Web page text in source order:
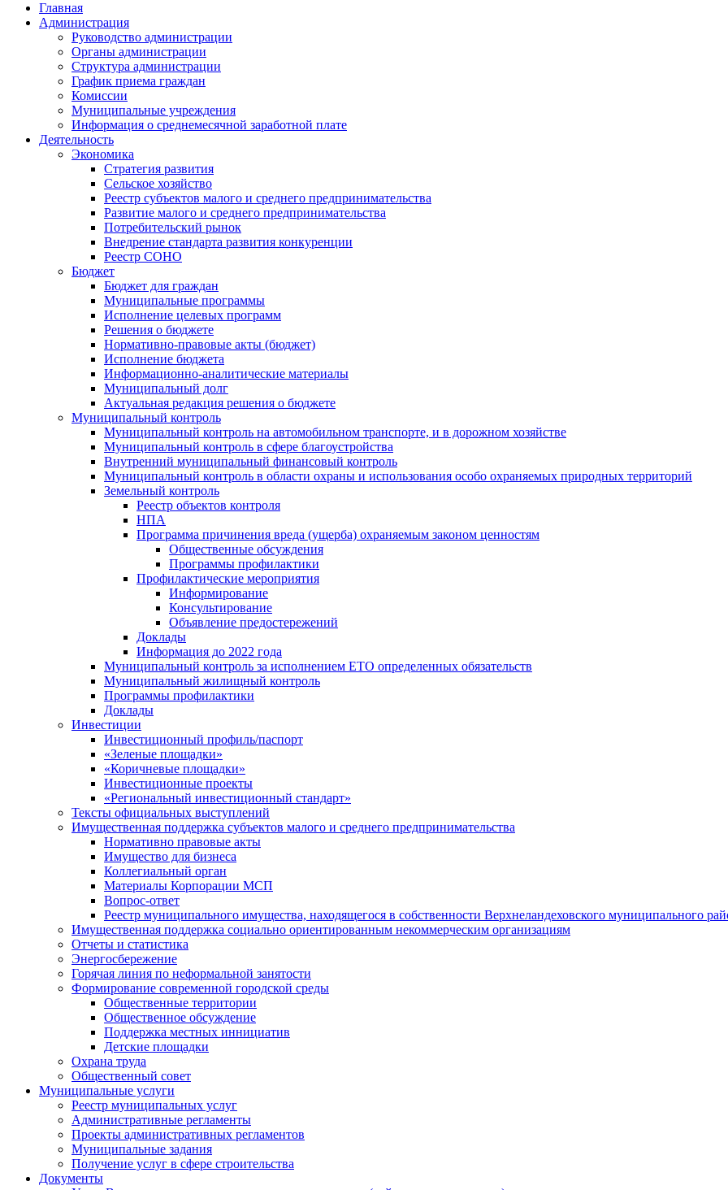
Главная
Администрация
Руководство администрации
Органы администрации
Структура администрации
График приема граждан
Комиссии
Муниципальные учреждения
Информация о среднемесячной заработной плате
Деятельность
Экономика
Стратегия развития
Сельское хозяйство
Реестр субъектов малого и среднего предпринимательства
Развитие малого и среднего предпринимательства
Потребительский рынок
Внедрение стандарта развития конкуренции
Реестр СОНО
Бюджет
Бюджет для граждан
Муниципальные программы
Исполнение целевых программ
Решения о бюджете
Нормативно-правовые акты (бюджет)
Исполнение бюджета
Информационно-аналитические материалы
Муниципальный долг
Актуальная редакция решения о бюджете
Муниципальный контроль
Муниципальный контроль на автомобильном транспорте, и в дорожном хозяйстве
Муниципальный контроль в сфере благоустройства
Внутренний муниципальный финансовый контроль
Муниципальный контроль в области охраны и использования особо охраняемых природных территорий
Земельный контроль
Реестр объектов контроля
НПА
Программа причинения вреда (ущерба) охраняемым законом ценностям
Общественные обсуждения
Программы профилактики
Профилактические мероприятия
Информирование
Консультирование
Объявление предостережений
Доклады
Информация до 2022 года
Муниципальный контроль за исполнением ЕТО определенных обязательств
Муниципальный жилищный контроль
Программы профилактики
Доклады
Инвестиции
Инвестиционный профиль/паспорт
«Зеленые площадки»
«Коричневые площадки»
Инвестиционные проекты
«Региональный инвестиционный стандарт»
Тексты официальных выступлений
Имущественная поддержка субъектов малого и среднего предпринимательства
Нормативно правовые акты
Имущество для бизнеса
Коллегиальный орган
Материалы Корпорации МСП
Вопрос-ответ
Реестр муниципального имущества, находящегося в собственности Верхнеландеховского муниципального
Имущественная поддержка социально ориентированным некоммерческим организациям
Отчеты и статистика
Энергосбережение
Горячая линия по неформальной занятости
Формирование современной городской среды
Общественные территории
Общественное обсуждение
Поддержка местных иннициатив
Детские площадки
Охрана труда
Общественный совет
Муниципальные услуги
Реестр муниципальных услуг
Административные регламенты
Проекты административных регламентов
Муниципальные задания
Получение услуг в сфере строительства
Документы